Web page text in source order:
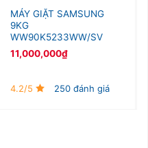
MÁY GIẶT SAMSUNG
9KG
WW90K5233WW/SV
11,000,000₫
4.2/5 250 đánh giá